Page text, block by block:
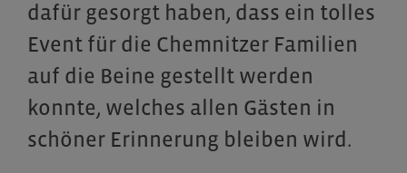
dafür gesorgt haben, dass ein tolles
Event für die Chemnitzer Familien
auf die Beine gestellt werden
konnte, welches allen Gästen in
schöner Erinnerung bleiben wird.